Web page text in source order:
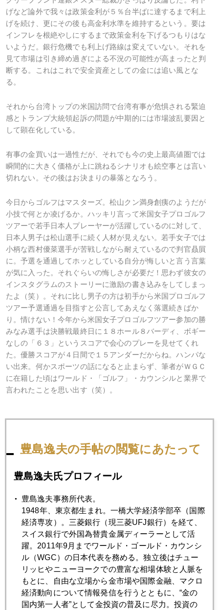
げなど論外で我々は政策金利が５％台半ばに達するまで利上
げを続け、更にその後も高金利水準を維持するという。要は
インフレを根絶やしにするまで政策金利を下げるつもりはな
いようだ。銀行危機でも利上げ路線は変えていない。それを
見て市場は引き締め過ぎによる不況の可能性が高まったと判
断する。これはこれで安全資産としての金には追い風とな
る。
それから台湾トップの米国訪問で台湾有事が危惧される緊迫
感とトランプ大統領起訴の問題が中期的には市場波乱要因と
して顕在化している。
有事の金買いは一過性だが、それでも今の史上最高値圏では
瞬間的に大きく価格が上に跳ねるシナリオも絵空事とは言い
切れない。その後はお決まりの暴落となろう。
今日からゴルフはマスターズ。松山クン満身創痍のようだが
小技で何とか凌げるか。ハッキリ言って米国女子プロゴルフ
ツアーで若手日本人プレーヤーが活躍しているのに対して、
日本人男子は松山選手に続く人材が見えない。若手女子では
小柄な西村優菜選手が苦戦しながら耐えているので判官贔屓
に。予選を通過してホッとしている自分が悔しいと言う言葉
が気に入った。それぐらいの悔しさが必要だ！思わず彼女の
インスタグラムのストーリーに激励の書き込みをしてしまっ
たよ（笑）。それに比し男子の方は初手から米国プロゴルフ
ツアー予選通過を目指すと公言してあえなく落選続きばか
り。情けない！今年から米国女子プロゴルフツアー参加の勝
みなみ選手は決勝戦最終日に１８ホール８バーディ、ボギー
なしの「６３」というスコアで会心のプレーを見せてくれ
た。優勝スコアが４日間で１５アンダーだからね。ハンパな
い出来。何かスポーツの話になると止まらず、筆者がＷＧＣ
に在籍した頃はワールド・「ゴルフ」・カウンシルと業界で
言われたことを思い出す（笑）。
1月 2月 3月 4月 5月 6月
7月 8月 9月 10月
2023年04月28日
植田日銀動かず、外為は円安に動く
2023年04月27日
米銀行危機、収まらず、金価格の下支えに
2023年04月26日
豊島逸夫の手帖の閲覧にあたって
豊島逸夫氏プロフィール
豊島逸夫事務所代表。
1948年、東京都生まれ。一橋大学経済学部卒（国際
経済専攻）。三菱銀行（現三菱UFJ銀行）を経て、
スイス銀行で外国為替貴金属ディーラーとして活
躍。2011年9月までワールド・ゴールド・カウンシ
ル（WGC）の日本代表を務める。独立後はチュー
リッヒやニューヨークでの豊富な相場体験と人脈を
もとに、自由な立場から金市場や国際金融、マクロ
経済動向について情報発信を行うとともに、“金の
国内第一人者”として金投資の普及に尽力。投資の